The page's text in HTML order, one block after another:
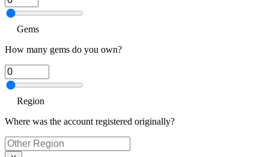
Gems
How many gems do you own?
Region
Where was the account registered originally?